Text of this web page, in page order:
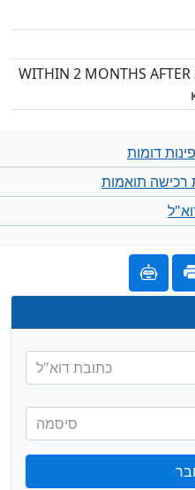
WITHIN 2 MONTHS
דומות
תואמות
כתובת דוא"ל
סיסמה